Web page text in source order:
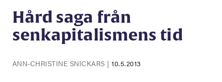
Hård saga från
senkapitalismens tid
ANN-CHRISTINE SNICKARS |10.5.2013